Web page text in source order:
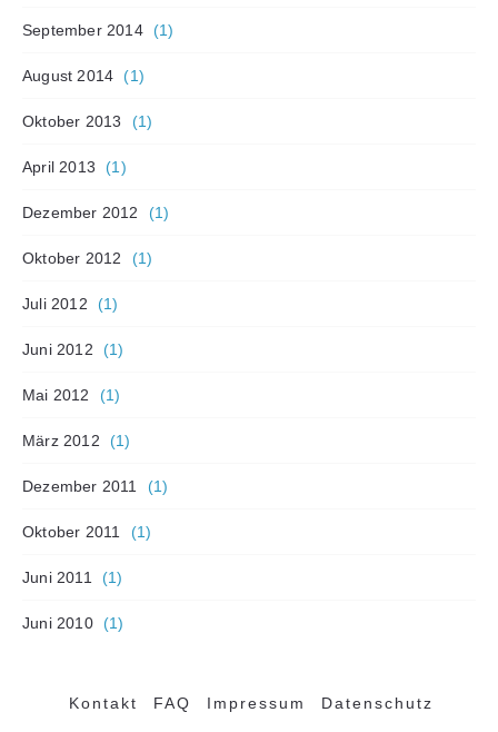
September 2014 (1)
August 2014 (1)
Oktober 2013 (1)
April 2013 (1)
Dezember 2012 (1)
Oktober 2012 (1)
Juli 2012 (1)
Juni 2012 (1)
Mai 2012 (1)
März 2012 (1)
Dezember 2011 (1)
Oktober 2011 (1)
Juni 2011 (1)
Juni 2010 (1)
Kontakt FAQ Impressum
Datenschutz